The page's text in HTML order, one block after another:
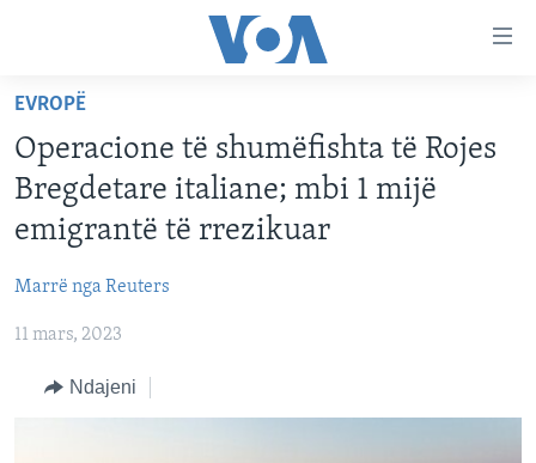
faqen
kryesore
Kalo
tek
faqja
Kalo
tek
KATEGORITË
AMERIKA
EVROPA
BOTA
MJEDISI
DITARI
Learning English
FOLLOW US
EVROPË
Operacione të shumëfishta të Rojes
Bregdetare italiane; mbi 1 mijë
emigrantë të rrezikuar
Marrë nga Reuters
11 mars, 2023
Ndajeni